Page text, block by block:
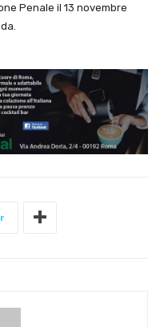
Penale il 13 novembre